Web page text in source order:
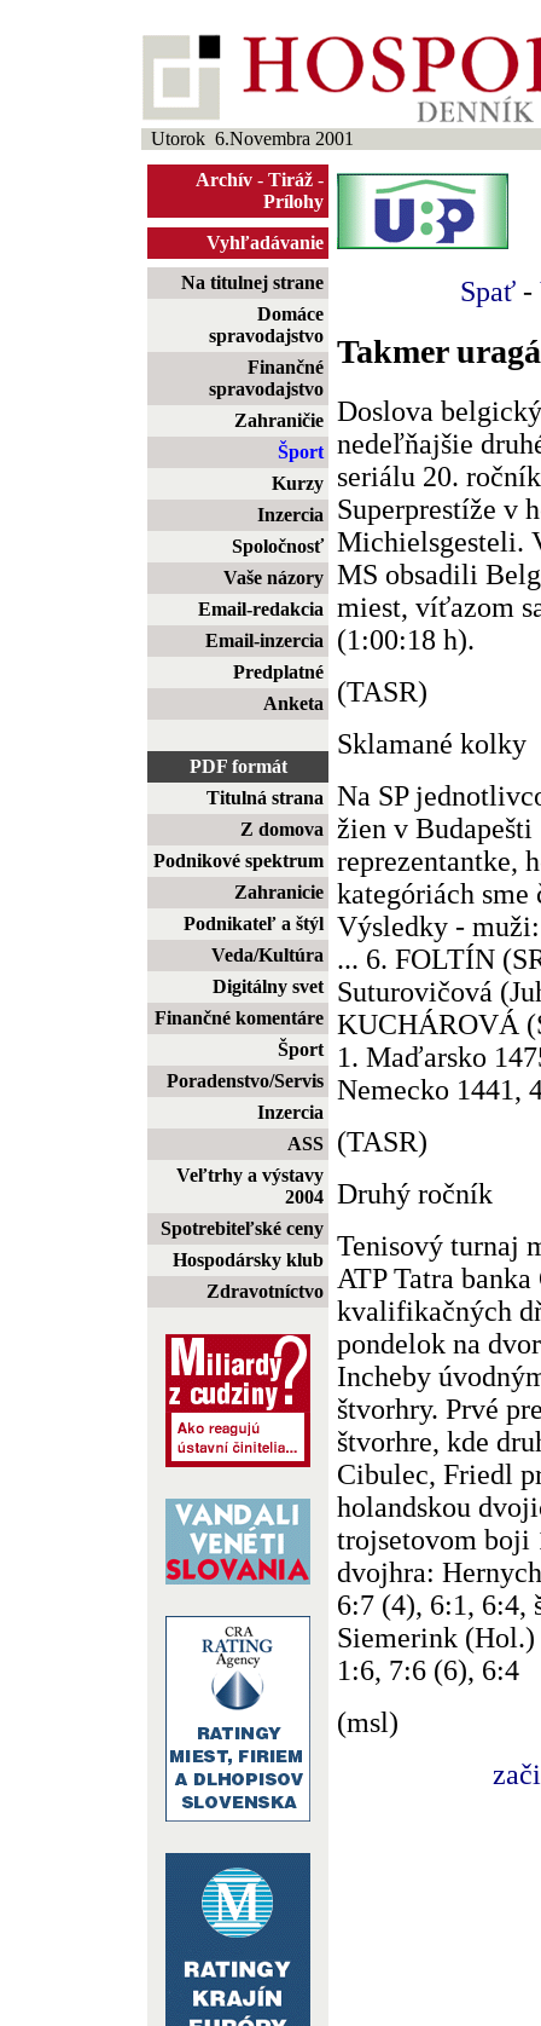
Utorok 6.Novembra 2001
Archív - Tiráž -
Prílohy
Vyhľadávanie
Na titulnej strane
Domáce
spravodajstvo
Finančné
spravodajstvo
Zahraničie
Šport
Kurzy
Inzercia
Spoločnosť
Vaše názory
Email-redakcia
Email-inzercia
Predplatné
Anketa
PDF formát
Titulná strana
Z domova
Podnikové spektrum
Zahranicie
Podnikateľ a štýl
Veda/Kultúra
Digitálny svet
Finančné komentáre
Šport
Poradenstvo/Servis
Inzercia
ASS
Veľtrhy a výstavy
2004
Spotrebiteľské ceny
Hospodársky klub
Zdravotníctvo
Spať -
Takmer
Doslova
nedeľňajšie
seriálu 20.
Superprestíže v
Michielsgesteli.
MS obsadili
miest, víťazom
(1:00:18 h).
(TASR)
Sklamané kolky
Na SP
žien v
reprezentantke,
kategóriách sme
Výsledky -
... 6. FOLTÍN
Suturovičová
KUCHÁROVÁ
1. Maďarsko
Nemecko 1441,
(TASR)
Druhý ročník
Tenisový turnaj
ATP Tatra
kvalifikačných
pondelok na
Incheby
štvorhry. Prvé
štvorhre, kde
Cibulec, Friedl
holandskou
trojsetovom boji
dvojhra:
6:7 (4), 6:1, 6:4,
Siemerink
1:6, 7:6 (6), 6:4
(msl)